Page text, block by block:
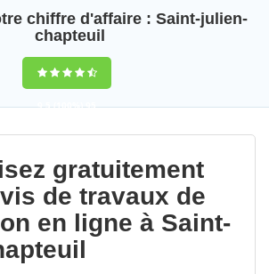
chiffre d'affaire : Saint-julien-
chapteuil
9,5(100%)95
votes
gratuitement
de travaux de
en ligne à Saint-